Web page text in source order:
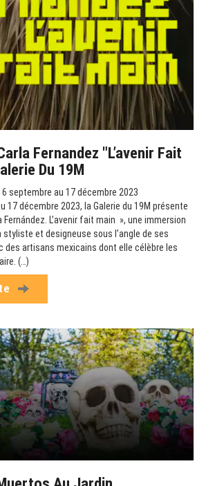
Fernandez "L’avenir Fait
Du 19M
septembre au 17 décembre 2023
17 décembre 2023, la Galerie du 19M présente
Fernández. L’avenir fait main », une immersion
styliste et designeuse sous l’angle de ses
des artisans mexicains dont elle célèbre les
(…)